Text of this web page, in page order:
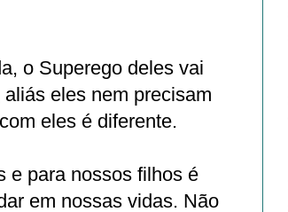
o Superego deles vai
eles nem precisam
eles é diferente.
e para nossos filhos é
em nossas vidas. Não